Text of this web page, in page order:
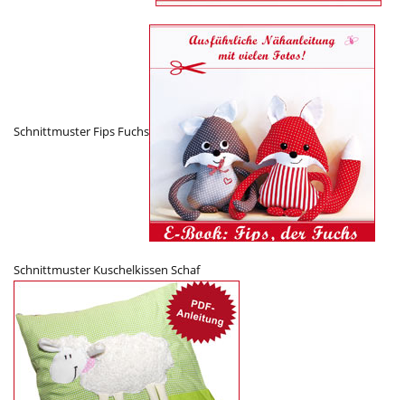
Schnittmuster Fips Fuchs
Schnittmuster Kuschelkissen Schaf